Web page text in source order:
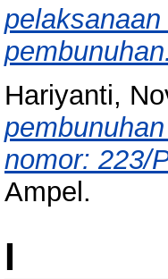
pembunuhan.
Hariyanti,
nomor: 223/
Ampel.
I